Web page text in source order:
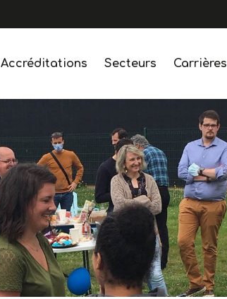
Accréditations Secteurs Carrières